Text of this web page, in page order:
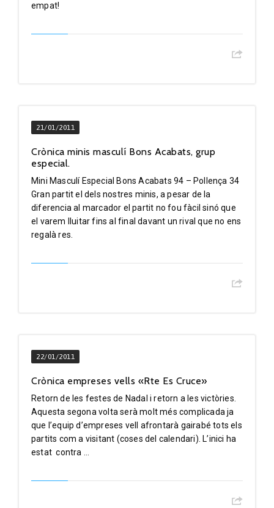
empat!
21/01/2011
Crònica minis masculí Bons Acabats, grup
especial.
Mini Masculí Especial Bons Acabats 94 – Pollença 34
Gran partit el dels nostres minis, a pesar de la
diferencia al marcador el partit no fou fàcil sinó que
el varem lluitar fins al final davant un rival que no ens
regalà res.
22/01/2011
Crònica empreses vells «Rte Es Cruce»
Retorn de les festes de Nadal i retorn a les victòries.
Aquesta segona volta serà molt més complicada ja
que l’equip d’empreses vell afrontarà gairabé tots els
partits com a visitant (coses del calendari). L’inici ha
estat contra ...